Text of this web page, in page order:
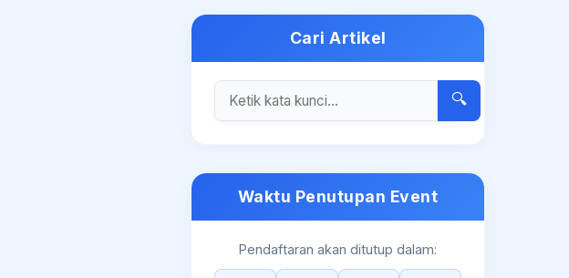
Cari Artikel
🔍
Waktu Penutupan Event
Pendaftaran akan ditutup dalam: